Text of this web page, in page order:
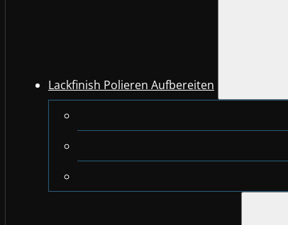
Lackfinish Polieren Aufbereiten